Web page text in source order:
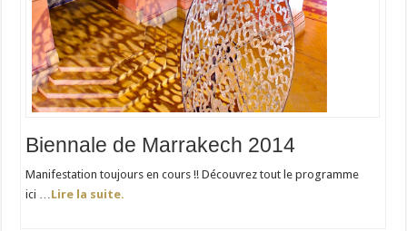
Biennale de Marrakech 2014
Manifestation toujours en cours !! Découvrez tout le programme
ici …Lire la suite.